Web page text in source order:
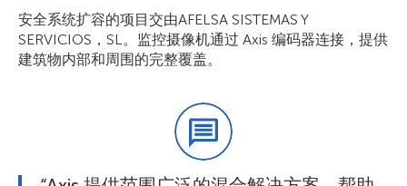
安全系统扩容的项目交由AFELSA SISTEMAS Y
SERVICIOS，SL。监控摄像机通过 Axis 编码器连接，提供
建筑物内部和周围的完整覆盖。